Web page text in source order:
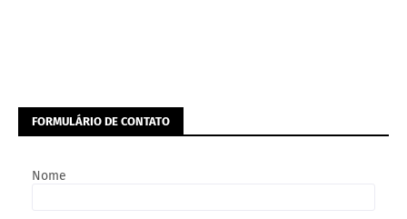
FORMULÁRIO DE CONTATO
Nome